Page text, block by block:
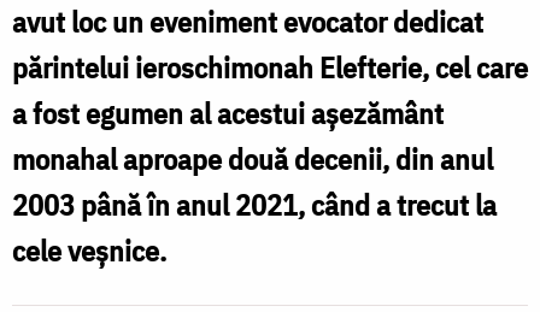
avut loc un eveniment evocator dedicat
părintelui ieroschimonah Elefterie, cel care
a fost egumen al acestui așezământ
monahal aproape două decenii, din anul
2003 până în anul 2021, când a trecut la
cele veșnice.